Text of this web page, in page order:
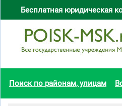
Бесплатная юридическая
Поиск по районам, улицам